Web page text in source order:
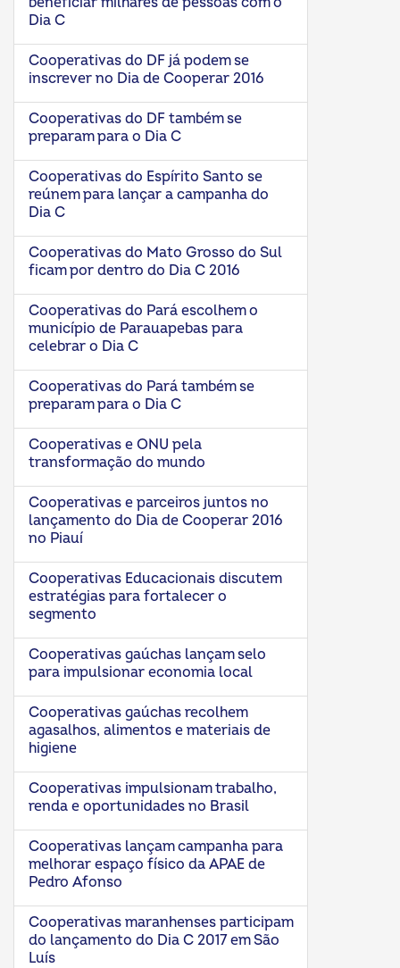
Dia C
Cooperativas do DF já podem se
inscrever no Dia de Cooperar 2016
Cooperativas do DF também se
preparam para o Dia C
Cooperativas do Espírito Santo se
reúnem para lançar a campanha do
Dia C
Cooperativas do Mato Grosso do Sul
ficam por dentro do Dia C 2016
Cooperativas do Pará escolhem o
município de Parauapebas para
celebrar o Dia C
Cooperativas do Pará também se
preparam para o Dia C
Cooperativas e ONU pela
transformação do mundo
Cooperativas e parceiros juntos no
lançamento do Dia de Cooperar 2016
no Piauí
Cooperativas Educacionais discutem
estratégias para fortalecer o
segmento
Cooperativas gaúchas lançam selo
para impulsionar economia local
Cooperativas gaúchas recolhem
agasalhos, alimentos e materiais de
higiene
Cooperativas impulsionam trabalho,
renda e oportunidades no Brasil
Cooperativas lançam campanha para
melhorar espaço físico da APAE de
Pedro Afonso
Cooperativas maranhenses participam
do lançamento do Dia C 2017 em São
Luís